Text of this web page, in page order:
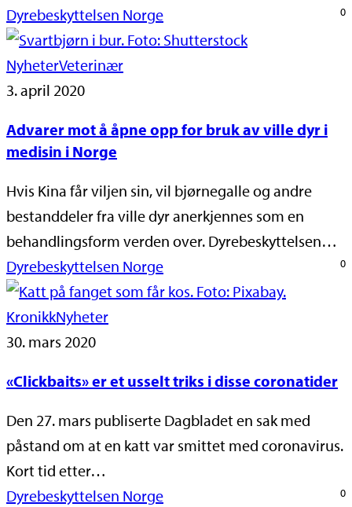
Dyrebeskyttelsen Norge
0
NyheterVeterinær
3. april 2020
Advarer mot å åpne opp for bruk av ville dyr i
medisin i Norge
Hvis Kina får viljen sin, vil bjørnegalle og andre
bestanddeler fra ville dyr anerkjennes som en
behandlingsform verden over. Dyrebeskyttelsen…
Dyrebeskyttelsen Norge
0
KronikkNyheter
30. mars 2020
«Clickbaits» er et usselt triks i disse coronatider
Den 27. mars publiserte Dagbladet en sak med
påstand om at en katt var smittet med coronavirus.
Kort tid etter…
Dyrebeskyttelsen Norge
0